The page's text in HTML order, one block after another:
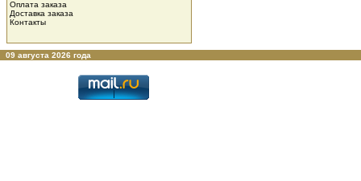
Оплата заказа
Доставка заказа
Контакты
09 августа 2026 года